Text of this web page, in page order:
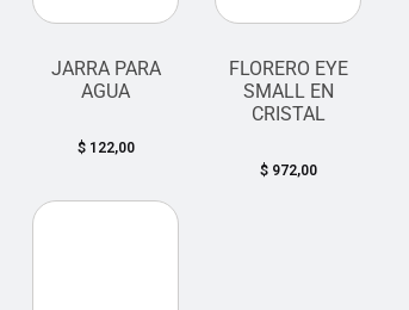
JARRA PARA
AGUA
$122,00
FLORERO EYE
SMALL EN
CRISTAL
$972,00